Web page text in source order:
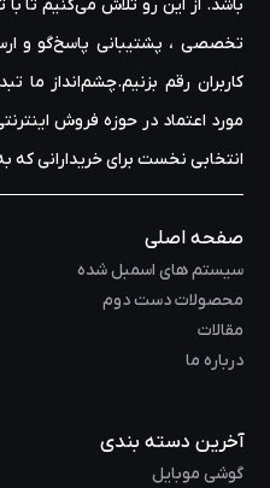
باشد. از این رو تلاش می‌کنیم تا با
تخصصی ، پشتیبانی پاسخ‌گو و
کاربران رقم بزنیم.چشم‌انداز ما
مورد اعتماد در حوزه‌ فروش
انتخابی نخست برای خریدارانی
صفحه اصلی
سیستم های اسمبل شده
محصولات دست دوم
مقالات
درباره ما
آخرین دسته بندی
گوشی موبایل